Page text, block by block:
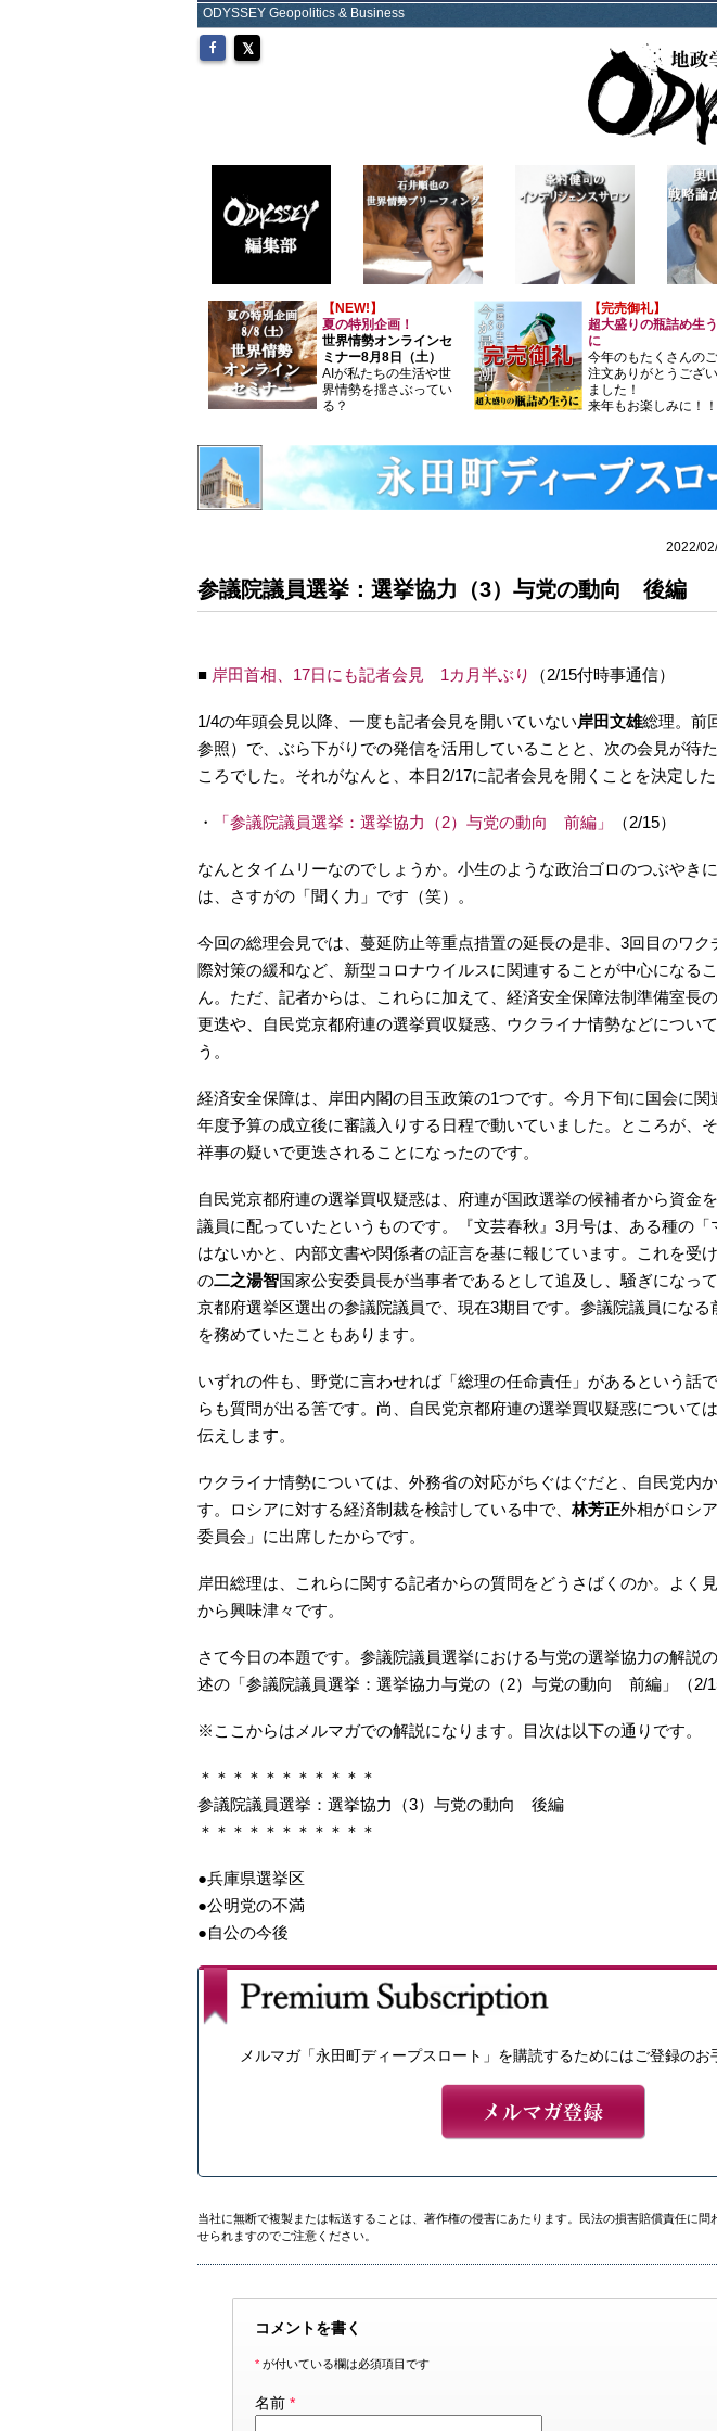
ODYSSEY Geopolitics & Business
【NEW!】
夏の特別企画！
世界情勢オンラインセ
ミナー8月8日（土）
AIが私たちの生活や世
界情勢を揺さぶってい
る？
【完売御礼】
超大盛りの瓶詰め生う
に
今年のもたくさんのご
注文ありがとうござい
ました！
来年もお楽しみに！！
2022/
参議院議員選挙：選挙協力（3）与党の動向 後編
■ 岸田首相、17日にも記者会見 1カ月半ぶり （2/15付時事通信）
1/4の年頭会見以降、一度も記者会見を開いていない岸田文雄総理。前
参照）で、ぶら下がりでの発信を活用していることと、次の会見が待
ころでした。それがなんと、本日2/17に記者会見を開くことを決定した
・ 「参議院議員選挙：選挙協力（2）与党の動向 前編」 （2/15）
なんとタイムリーなのでしょうか。小生のような政治ゴロのつぶやき
は、さすがの「聞く力」です（笑）。
今回の総理会見では、蔓延防止等重点措置の延長の是非、3回目のワク
際対策の緩和など、新型コロナウイルスに関連することが中心になる
ん。ただ、記者からは、これらに加えて、経済安全保障法制準備室長の
更迭や、自民党京都府連の選挙買収疑惑、ウクライナ情勢などについ
う。
経済安全保障は、岸田内閣の目玉政策の1つです。今月下旬に国会に関
年度予算の成立後に審議入りする日程で動いていました。ところが、
祥事の疑いで更迭されることになったのです。
自民党京都府連の選挙買収疑惑は、府連が国政選挙の候補者から資金
議員に配っていたというものです。『文芸春秋』3月号は、ある種の
はないかと、内部文書や関係者の証言を基に報じています。これを受
の二之湯智国家公安委員長が当事者であるとして追及し、騒ぎになっ
京都府選挙区選出の参議院議員で、現在3期目です。参議院議員にな
を務めていたこともあります。
いずれの件も、野党に言わせれば「総理の任命責任」があるという話
らも質問が出る筈です。尚、自民党京都府連の選挙買収疑惑について
伝えします。
ウクライナ情勢については、外務省の対応がちぐはぐだと、自民党内
す。ロシアに対する経済制裁を検討している中で、林芳正外相がロシ
委員会」に出席したからです。
岸田総理は、これらに関する記者からの質問をどうさばくのか。よく
から興味津々です。
さて今日の本題です。参議院議員選挙における与党の選挙協力の解説
述の「参議院議員選挙：選挙協力与党の（2）与党の動向 前編」（2/
※ここからはメルマガでの解説になります。目次は以下の通りです。
＊＊＊＊＊＊＊＊＊＊＊
参議院議員選挙：選挙協力（3）与党の動向 後編
＊＊＊＊＊＊＊＊＊＊＊
●兵庫県選挙区
●公明党の不満
●自公の今後
メルマガ「永田町ディープスロート」を購読するためにはご登録のお
当社に無断で複製または転送することは、著作権の侵害にあたります。民法の損害賠償責任に問
せられますのでご注意ください。
コメントを書く
*が付いている欄は必須項目です
名前 *